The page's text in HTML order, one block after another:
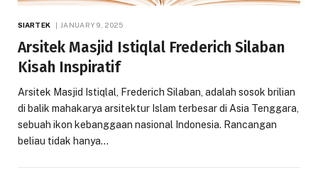
SIARTEK JANUARY 9, 2025
Arsitek Masjid Istiqlal Frederich Silaban
Kisah Inspiratif
Arsitek Masjid Istiqlal, Frederich Silaban, adalah sosok brilian
di balik mahakarya arsitektur Islam terbesar di Asia Tenggara,
sebuah ikon kebanggaan nasional Indonesia. Rancangan
beliau tidak hanya…